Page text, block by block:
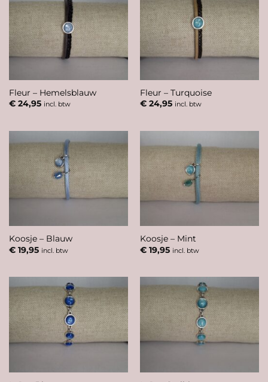
Fleur – Hemelsblauw
€24,95 incl. btw
Fleur – Turquoise
€24,95 incl. btw
Koosje – Blauw
€19,95 incl. btw
Koosje – Mint
€19,95 incl. btw